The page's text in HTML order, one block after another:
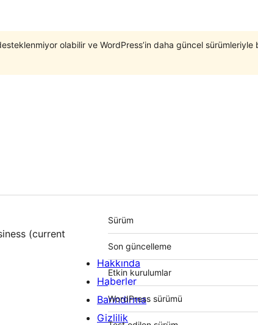
desteklenmiyor olabilir ve WordPress’in daha güncel sürümleriyle
(current
Meta
Sürüm
Son güncelleme
Etkin kurulumlar
WordPress sürümü
Hakkında
Haberler
Barındırma
Gizlilik